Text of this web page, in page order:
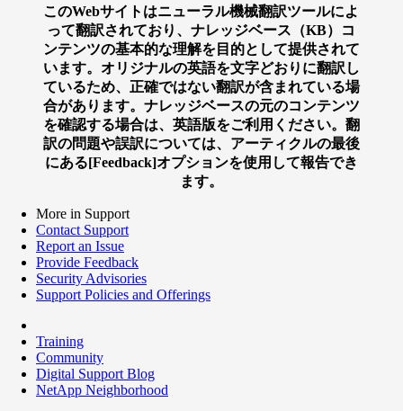
このWebサイトはニューラル機械翻訳ツールによ
って翻訳されており、ナレッジベース（KB）コ
ンテンツの基本的な理解を目的として提供されて
います。オリジナルの英語を文字どおりに翻訳し
ているため、正確ではない翻訳が含まれている場
合があります。ナレッジベースの元のコンテンツ
を確認する場合は、英語版をご利用ください。翻
訳の問題や誤訳については、アーティクルの最後
にある[Feedback]オプションを使用して報告でき
ます。
More in Support
Contact Support
Report an Issue
Provide Feedback
Security Advisories
Support Policies and Offerings
Training
Community
Digital Support Blog
NetApp Neighborhood